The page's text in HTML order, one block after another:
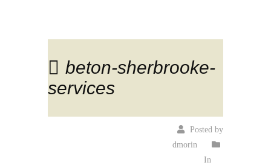
beton-sherbrooke-
services
Posted by
dmorin
In